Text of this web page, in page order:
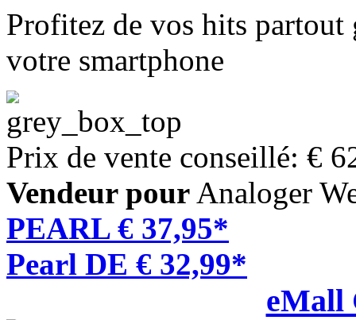
Profitez de vos hits
votre smartphone
Prix de vente conseillé: €
Vendeur pour Analoger
PEARL € 37,95*
Pearl DE € 32,99*
eMall